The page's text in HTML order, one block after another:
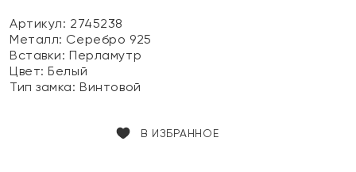
Артикул: 2745238
Металл: Серебро 925
Вставки:Перламутр
Цвет:Белый
Тип замка:Винтовой
В ИЗБРАННОЕ